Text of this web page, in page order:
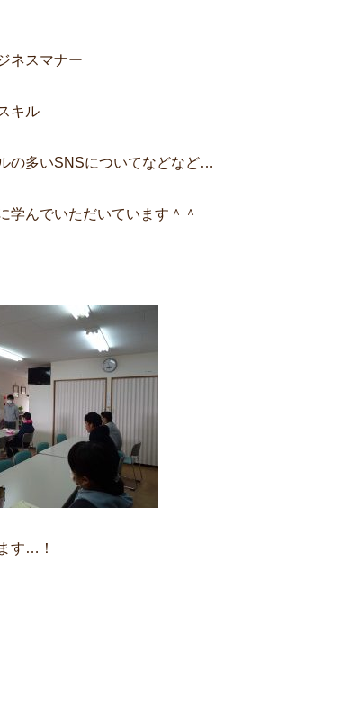
ネスマナー
キル
の多いSNSについてなどなど…
学んでいただいています＾＾
す…！